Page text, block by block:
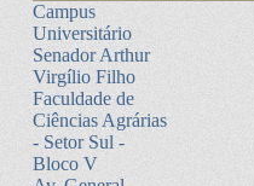
Campus
Universitário
Senador Arthur
Virgílio Filho
Faculdade de
Ciências Agrárias
- Setor Sul -
Bloco V